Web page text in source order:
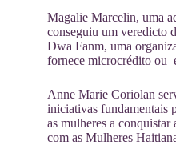
Magalie Marcelin, uma
conseguiu um veredicto
Dwa Fanm, uma
fornece microcrédito ou
Anne Marie Coriolan
iniciativas fundamentais
as mulheres a
com as Mulheres